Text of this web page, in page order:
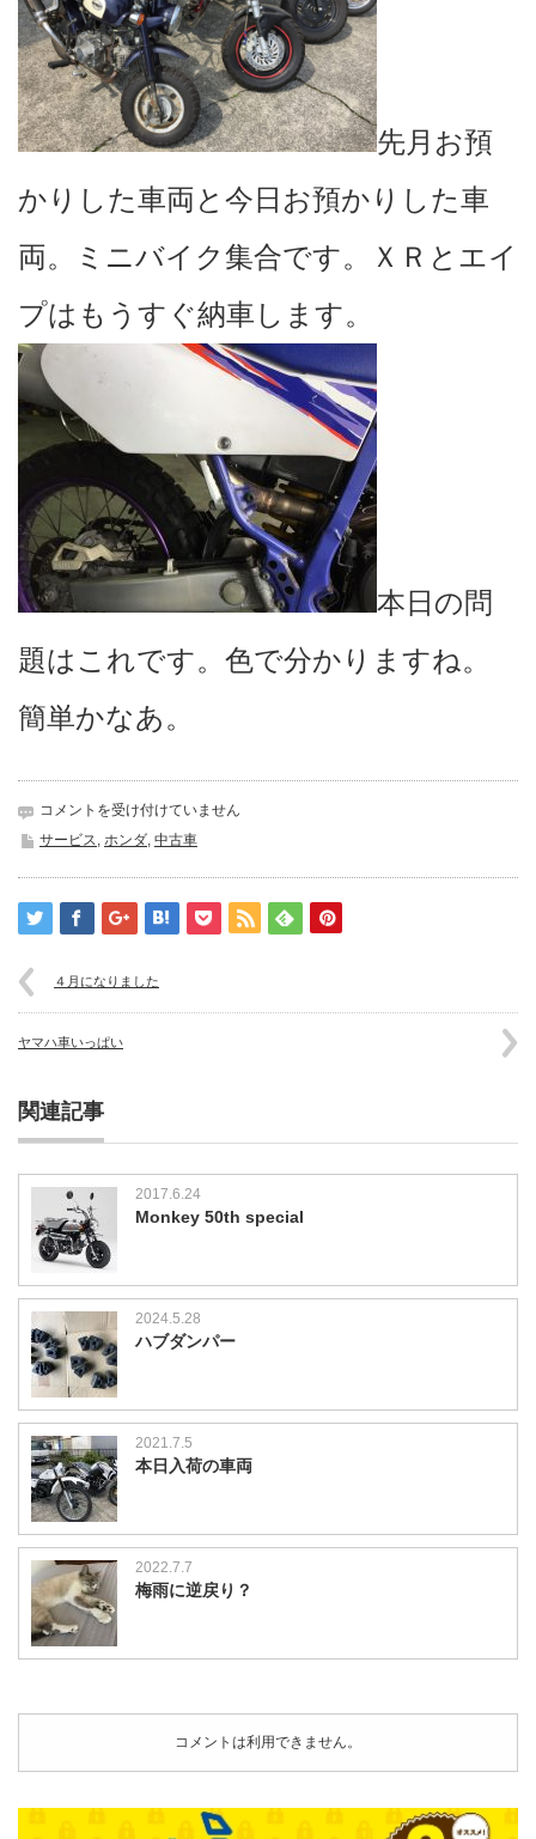
先月お預
かりした車両と今日お預かりした車
両。ミニバイク集合です。ＸＲとエイ
プはもうすぐ納車します。
本日の問
題はこれです。色で分かりますね。
簡単かなあ。
ミ
ニ
イ
ク
集
コメントを受け付けていません
サービス
ホンダ 中古車
４月になりました
ヤマハ車いっぱい
関連記事
2017.6.24
Monkey 50th special
2024.5.28
ハブダンパー
2021.7.5
本日入荷の車両
2022.7.7
梅雨に逆戻り？
コメントは利用できません。